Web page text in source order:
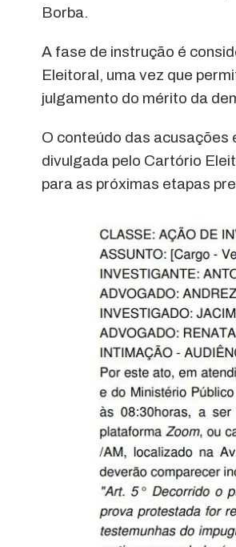
Borba.
A fase de instrução é
Eleitoral, uma vez que
julgamento do mérito da
O conteúdo das acusações
divulgada pelo Cartório
para as próximas etapas